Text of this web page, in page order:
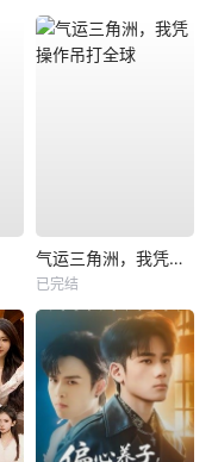
气运三角洲，我凭操作吊打全球
已完结